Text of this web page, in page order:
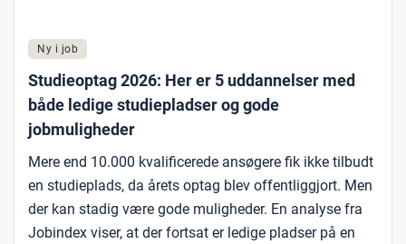
Ny i job
Studieoptag 2026: Her er 5 uddannelser med
både ledige studiepladser og gode
jobmuligheder
Mere end 10.000 kvalificerede ansøgere fik ikke tilbudt
en studieplads, da årets optag blev offentliggjort. Men
der kan stadig være gode muligheder. En analyse fra
Jobindex viser, at der fortsat er ledige pladser på en